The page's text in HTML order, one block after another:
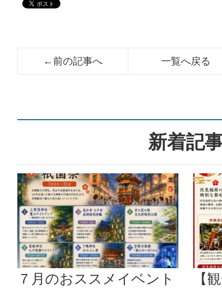
←前の記事へ 一覧へ戻る
新着記
７月のおススメイベント 【